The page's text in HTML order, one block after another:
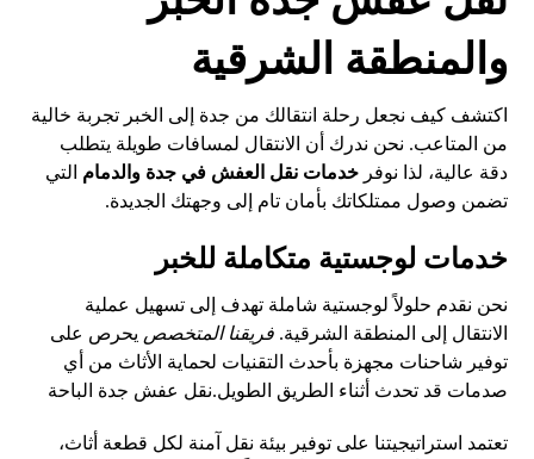
والمنطقة الشرقية
اكتشف كيف نجعل رحلة انتقالك من جدة إلى الخبر تجربة خالية
من المتاعب. نحن ندرك أن الانتقال لمسافات طويلة يتطلب
دقة عالية، لذا نوفرخدمات نقل العفش في جدة والدمام التي
تضمن وصول ممتلكاتك بأمان تام إلى وجهتك الجديدة.
خدمات لوجستية متكاملة للخبر
نحن نقدم حلولاً لوجستية شاملة تهدف إلى تسهيل عملية
الانتقال إلى المنطقة الشرقية.فريقنا المتخصص يحرص على
توفير شاحنات مجهزة بأحدث التقنيات لحماية الأثاث من أي
صدمات قد تحدث أثناء الطريق الطويل.نقل عفش جدة الباحة
تعتمد استراتيجيتنا على توفير بيئة نقل آمنة لكل قطعة أثاث،